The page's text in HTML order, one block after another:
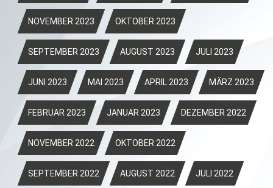
NOVEMBER 2023 OKTOBER 2023
SEPTEMBER 2023 AUGUST 2023 JULI 2023
JUNI 2023 MAI 2023 APRIL 2023 MÄRZ 2023
FEBRUAR 2023 JANUAR 2023 DEZEMBER 2022
NOVEMBER 2022 OKTOBER 2022
SEPTEMBER 2022 AUGUST 2022 JULI 2022